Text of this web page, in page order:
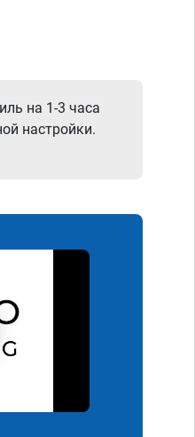
на 1-3 часа
настройки.